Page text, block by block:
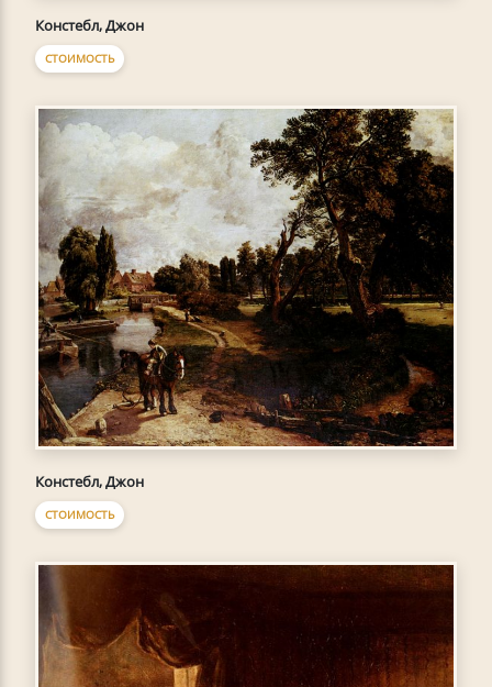
Констебл, Джон
СТОИМОСТЬ
Констебл, Джон
СТОИМОСТЬ